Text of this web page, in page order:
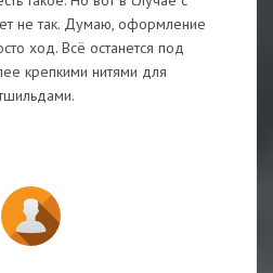
не так. Думаю, оформление
ход. Всё останется под
крепкими нитями для